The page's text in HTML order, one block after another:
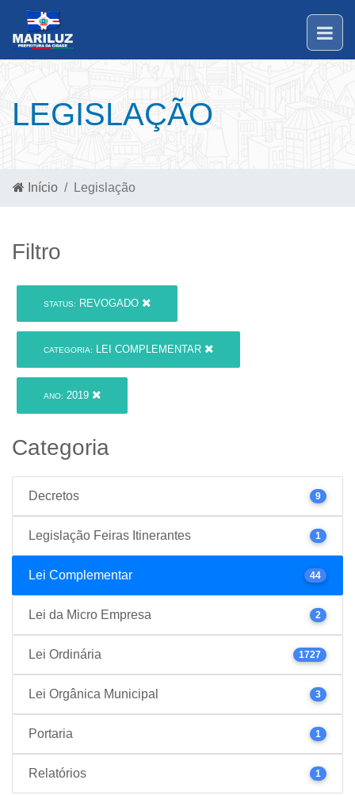
LEGISLAÇÃO
Início Legislação
Filtro
STATUS: REVOGADO
CATEGORIA: LEI COMPLEMENTAR
ANO: 2019
Categoria
Decretos 9
Legislação Feiras Itinerantes 1
Lei Complementar 44
Lei da Micro Empresa 2
Lei Ordinária 1727
Lei Orgânica Municipal 3
Portaria 1
Relatórios 1